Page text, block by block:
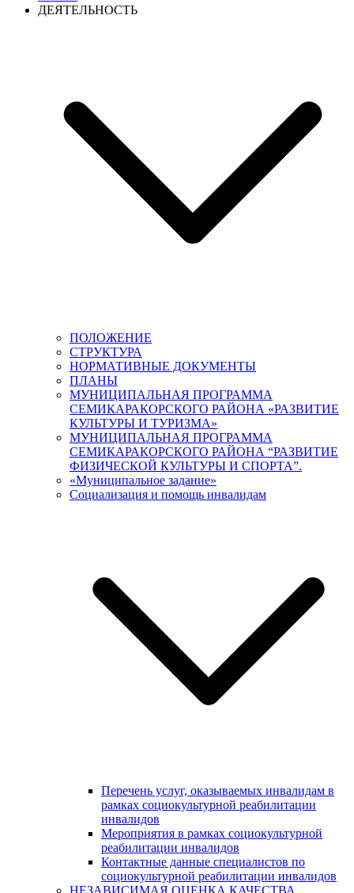
ДЕЯТЕЛЬНОСТЬ
ПОЛОЖЕНИЕ
СТРУКТУРА
НОРМАТИВНЫЕ ДОКУМЕНТЫ
ПЛАНЫ
МУНИЦИПАЛЬНАЯ ПРОГРАММА
СЕМИКАРАКОРСКОГО РАЙОНА «РАЗВИТИЕ
КУЛЬТУРЫ И ТУРИЗМА»
МУНИЦИПАЛЬНАЯ ПРОГРАММА
СЕМИКАРАКОРСКОГО РАЙОНА “РАЗВИТИЕ
ФИЗИЧЕСКОЙ КУЛЬТУРЫ И СПОРТА”.
«Муниципальное задание»
Социализация и помощь инвалидам
Перечень услуг, оказываемых инвалидам в
рамках социокультурной реабилитации
инвалидов
Мероприятия в рамках социокультурной
реабилитации инвалидов
Контактные данные специалистов по
социокультурной реабилитации инвалидов